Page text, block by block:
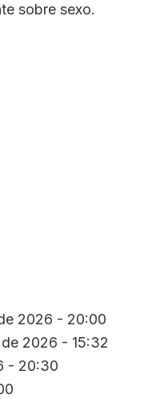
sobre sexo.
2026 - 20:00
2026 - 15:32
- 20:30